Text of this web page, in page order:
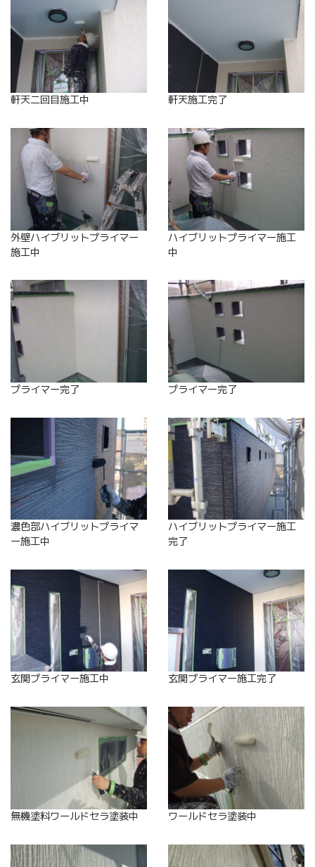
軒天二回目施工中 軒天施工完了
外壁ハイブリットプライマー
施工中
ハイブリットプライマー施工
中
プライマー完了 プライマー完了
濃色部ハイブリットプライマ
ー施工中
ハイブリットプライマー施工
完了
玄関プライマー施工中 玄関プライマー施工完了
無機塗料ワールドセラ塗装中 ワールドセラ塗装中